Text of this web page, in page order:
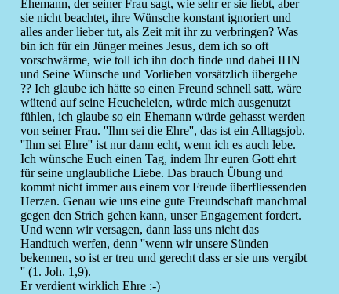
Ehemann, der seiner Frau sagt, wie sehr er sie liebt, aber
sie nicht beachtet, ihre Wünsche konstant ignoriert und
alles ander lieber tut, als Zeit mit ihr zu verbringen? Was
bin ich für ein Jünger meines Jesus, dem ich so oft
vorschwärme, wie toll ich ihn doch finde und dabei IHN
und Seine Wünsche und Vorlieben vorsätzlich übergehe
?? Ich glaube ich hätte so einen Freund schnell satt, wäre
wütend auf seine Heucheleien, würde mich ausgenutzt
fühlen, ich glaube so ein Ehemann würde gehasst werden
von seiner Frau. ''Ihm sei die Ehre'', das ist ein Alltagsjob.
''Ihm sei Ehre'' ist nur dann echt, wenn ich es auch lebe.
Ich wünsche Euch einen Tag, indem Ihr euren Gott ehrt
für seine unglaubliche Liebe. Das brauch Übung und
kommt nicht immer aus einem vor Freude überfliessenden
Herzen. Genau wie uns eine gute Freundschaft manchmal
gegen den Strich gehen kann, unser Engagement fordert.
Und wenn wir versagen, dann lass uns nicht das
Handtuch werfen, denn ''wenn wir unsere Sünden
bekennen, so ist er treu und gerecht dass er sie uns vergibt
'' (1. Joh. 1,9).
Er verdient wirklich Ehre :-)